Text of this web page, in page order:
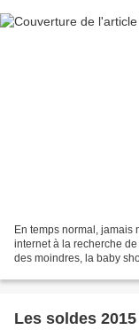
En temps normal, jamais
internet à la recherche
des moindres, la baby
Les soldes